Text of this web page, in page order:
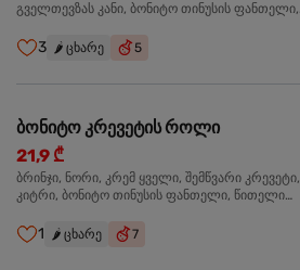
გველთევზას კანი, ბონიტო თინუსის ფანთელი,
3 🌶️ ცხარე 5
ბონიტო კრევეტის როლი
21,9 ₾
ბრინჯი, ნორი, კრემ ყველი, შემწვარი კრევეტი,
კიტრი, ბონიტო თინუსის ფანთელი, წითელი
1 🌶️ ცხარე 7